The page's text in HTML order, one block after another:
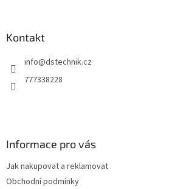
Kontakt
info@dstechnik.cz
777338228
Informace pro vás
Jak nakupovat a reklamovat
Obchodní podmínky